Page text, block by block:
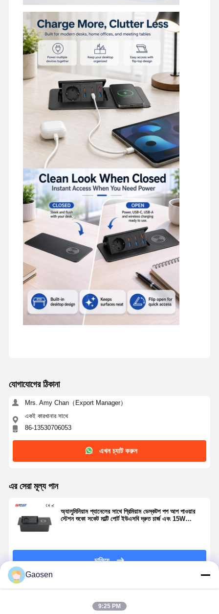
যোগাযোগের ঠিকানা
Mrs. Amy Chan（Export Manager）
একই কারখানার সাথে
86-13530706053
এখন চ্যাট করুন
এর সেরা মূল্য পান
অ্যালুমিনিয়াম প্যানেলের সাথে প্রিমিয়াম ডেস্কটপ পপ আপ পাওয়ার
স্টেশন শুকো সকেট মাল্টি পোর্ট ইউএসবি দ্রুত চার্জ এবং 15W
চালিয়ে
Gaosen
9:25 PM